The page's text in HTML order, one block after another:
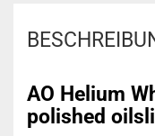
AO Helium
polished